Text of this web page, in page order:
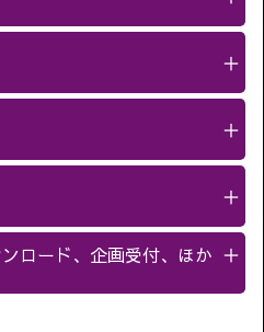
＋
＋
＋
ロード、企画受付、ほか ＋